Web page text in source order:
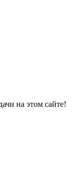
на этом сайте!